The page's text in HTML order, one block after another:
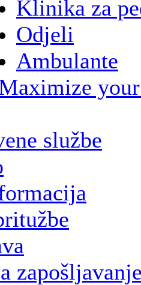
Klinika za
Odjeli
Ambulante
službe